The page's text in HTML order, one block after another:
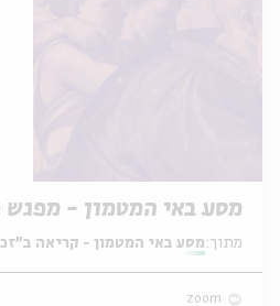
מסע באי המטמון - מפגש
מתוך: מסע באי המטמון - קריאה
zoom